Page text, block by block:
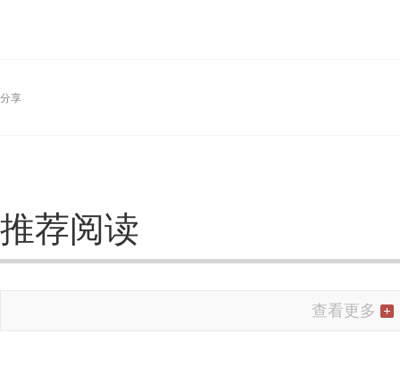
分享
推荐阅读
查看更多